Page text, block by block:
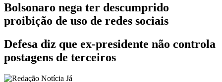
Bolsonaro nega ter descumprido
proibição de uso de redes sociais
Defesa diz que ex-presidente não controla
postagens de terceiros